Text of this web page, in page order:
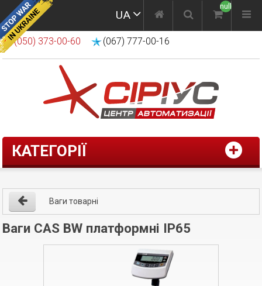
UA
null
(050) 373-00-60 (067) 777-00-16
КАТЕГОРІЇ
Ваги товарні
Ваги CAS BW платформні IP65